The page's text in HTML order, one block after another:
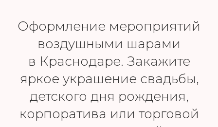
Оформление мероприятий
воздушными шарами
в Краснодаре. Закажите
яркое украшение свадьбы,
детского дня рождения,
корпоратива или торговой